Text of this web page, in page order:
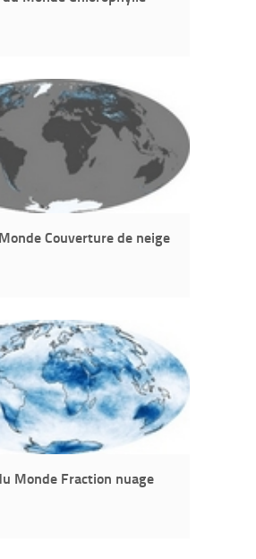
Couverture de neige
Monde Fraction nuage